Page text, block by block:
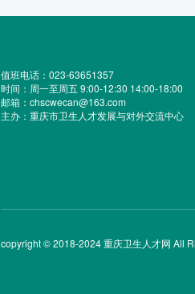
值班电话：023-63651357
时间：周一至周五 9:00-12:30 14:00-18:00
邮箱：chscwecan@163.com
主办：重庆市卫生人才发展与对外交流中心
copyright © 2018-2024 重庆卫生人才网 All